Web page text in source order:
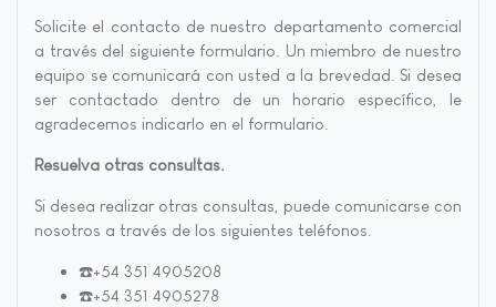
Solicite el contacto de nuestro departamento comercial
a través del siguiente formulario. Un miembro de nuestro
equipo se comunicará con usted a la brevedad. Si desea
ser contactado dentro de un horario específico, le
agradecemos indicarlo en el formulario.
Resuelva otras consultas.
Si desea realizar otras consultas, puede comunicarse con
nosotros a través de los siguientes teléfonos.
☎️+54 351 4905208
☎️+54 351 4905278